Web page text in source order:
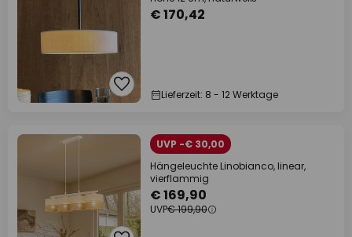
€ 170,42
Lieferzeit: 8 - 12 Werktage
UVP -€ 30,00
Hängeleuchte Linobianco, linear,
vierflammig
€ 169,90
UVP€ 199,90